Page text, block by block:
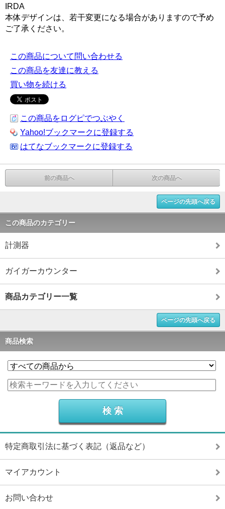
IRDA
本体デザインは、若干変更になる場合がありますので予め
ご了承ください。
この商品について問い合わせる
この商品を友達に教える
買い物を続ける
この商品をログピでつぶやく
Yahoo!ブックマークに登録する
はてなブックマークに登録する
前の商品へ 次の商品へ
ページの先頭へ戻る
この商品のカテゴリー
計測器
ガイガーカウンター
商品カテゴリー一覧
ページの先頭へ戻る
商品検索
特定商取引法に基づく表記（返品など）
マイアカウント
お問い合わせ